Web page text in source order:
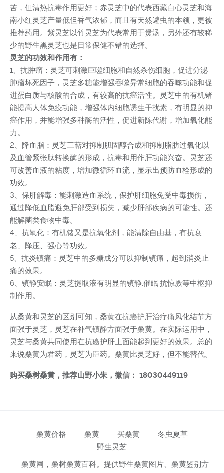
苦，但清热抗毒作用更好；赤灵芝中的代表西藏白心灵芝和海
南小红灵芝产量低但香气浓郁，而且有天然避虫的本领，更被
推荐药用。紫灵芝以竹灵芝为代表常用于煲汤，另外还有较稀
少的野生黑灵芝也是日常保健不错的选择。
灵芝的功效和作用有：
1、抗肿瘤：灵芝可刺激巨噬细胞和自然杀伤细胞，促进分泌
肿瘤坏死因子，灵芝多糖能增强吞噬异常细胞的吞噬功能和促
进蛋白质与核酸的合成，有较高的抗癌活性。灵芝中的有机锗
能提高人体免疫功能，增强体内细胞诱生干扰素，有明显的抑
癌作用，并能增强多种酶的活性，促进新陈代谢，增加氧化能
力。
2、降血脂：灵芝三萜对抑制胆固醇合成和抑制脂肪过氧化以
及血管紧张肽转换酶的形成，抗毒和用作肝功能兴奋。灵芝还
可改善血液的粘度，增加微循环血流，显示出预防血栓形成的
功效。
3、保肝解毒：能刺激造血系统，保护肝细胞免受中毒损伤，
通过降低血脂避免肝部受到损失，减少肝部疾病的可能性。还
能解菌类食物中毒。
4、抗氧化：有机锗又是抗氧化剂，能清除自由基，有抗衰
老、降压、强心等功效。
5、抗炎镇痛：灵芝中的多糖成分可以抑制镇痛，起到消炎止
痛的效果。
6、镇静安眠：灵芝提取液有明显的镇静,催眠,抗惊厥等中枢抑
制作用。
从桑黄和灵芝的区别可知，桑黄在抗癌护肝治疗痛风化结节方
面强于灵芝，灵芝在补气镇静方面强于桑黄。在实际运用中，
灵芝与桑黄共同使用在抗癌护肝上面能起到更好的效果。总的
来说桑黄为君药，灵芝为臣药。桑黄比灵芝好，但不能替代。
购买桑树桑黄，推荐山野小朱，微信： 18030449119
桑黄价格 桑黄 买桑黄
冬虫夏草
野生灵芝
桑黄网，桑树桑黄百科。提供野生桑黄图片、桑黄鉴别方